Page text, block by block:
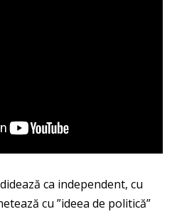
ca independent, cu
cu ”ideea de politică”